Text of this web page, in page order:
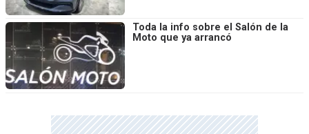
Toda la info sobre el Salón de la
Moto que ya arrancó